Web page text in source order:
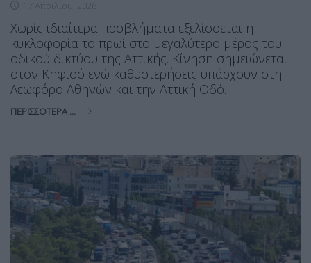
Χωρίς ιδιαίτερα προβλήματα εξελίσσεται η
κυκλοφορία το πρωί στο μεγαλύτερο μέρος του
οδικού δικτύου της Αττικής. Κίνηση σημειώνεται
στον Κηφισό ενώ καθυστερήσεις υπάρχουν στη
Λεωφόρο Αθηνών και την Αττική Οδό.
ΠΕΡΙΣΣΌΤΕΡΑ ...